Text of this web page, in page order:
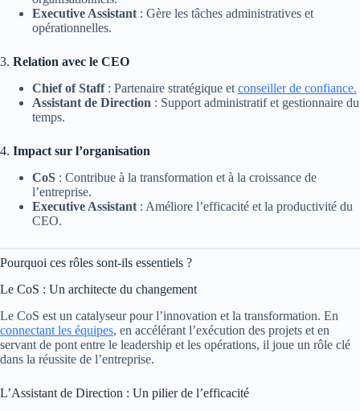
Executive Assistant : Gère les tâches administratives et
opérationnelles.
3. Relation avec le CEO
Chief of Staff: Partenaire stratégique et conseiller de confiance.
Assistant de Direction : Support administratif et gestionnaire du
temps.
4. Impact sur l’organisation
CoS : Contribue à la transformation et à la croissance de
l’entreprise.
Executive Assistant : Améliore l’efficacité et la productivité du
CEO.
Pourquoi ces rôles sont-ils essentiels ?
Le CoS : Un architecte du changement
Le CoS est un catalyseur pour l’innovation et la transformation. En
connectant les équipes, en accélérant l’exécution des projets et en
servant de pont entre le leadership et les opérations, il joue un rôle clé
dans la réussite de l’entreprise.
L’Assistant de Direction : Un pilier de l’efficacité